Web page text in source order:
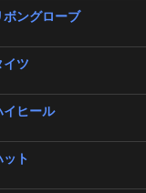
ボングローブ
イツ
イヒール
ト